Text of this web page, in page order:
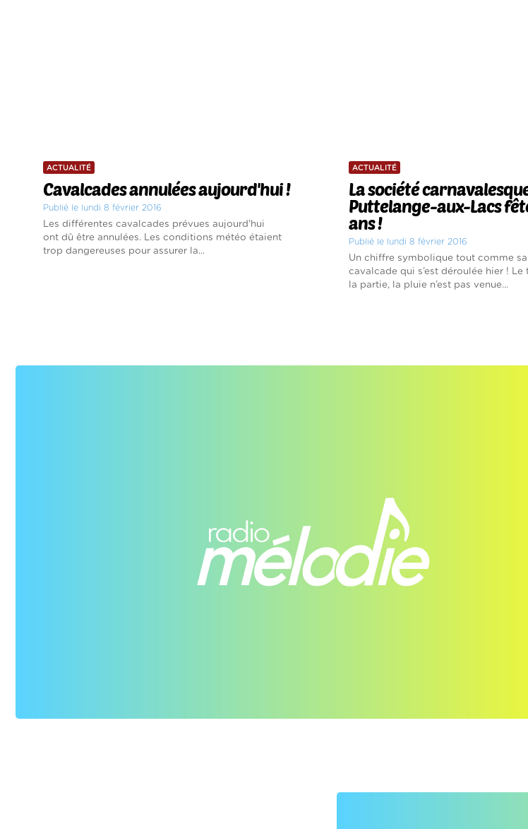
ACTUALITÉ
Cavalcades annulées aujourd'hui !
Publié le lundi 8 février 2016
Les différentes cavalcades prévues aujourd'hui
ont dû être annulées. Les conditions météo étaient
trop dangereuses pour assurer la...
ACTUALITÉ
La société
Puttelange-aux-Lacs
ans !
Publié le lundi 8 février 2016
Un chiffre symbolique tout comme
cavalcade qui s’est déroulée hier !
la partie, la pluie n’est pas venue...